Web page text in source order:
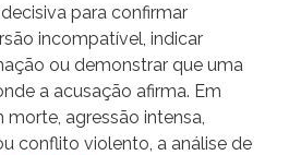
para confirmar
incompatível, indicar
ou demonstrar que uma
a acusação afirma. Em
agressão intensa,
conflito violento, a análise de